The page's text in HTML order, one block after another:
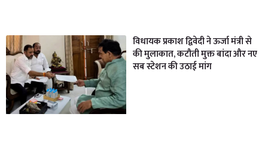
विधायक प्रकाश द्विवेदी ने ऊर्जा मंत्री से
की मुलाकात, कटौती मुक्त बांदा और नए
सब स्टेशन की उठाई मांग